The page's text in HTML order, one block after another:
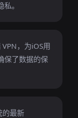
。
，为iOS用
保了数据的保
的最新